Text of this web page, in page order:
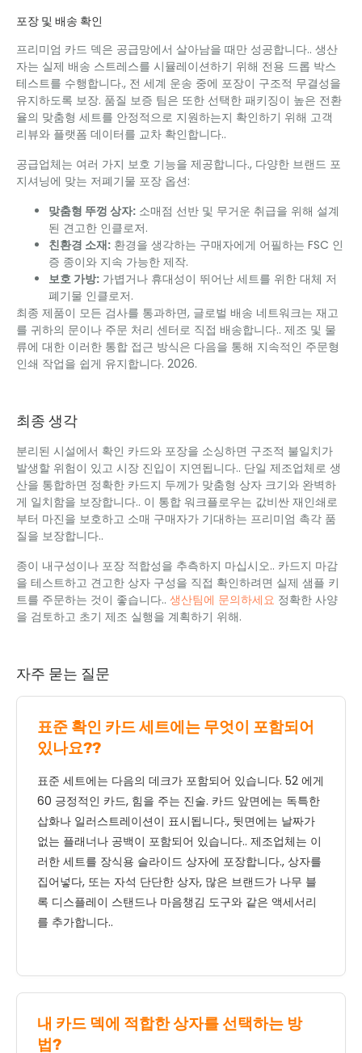
포장 및 배송 확인
프리미엄 카드 덱은 공급망에서 살아남을 때만 성공합니다.. 생산
자는 실제 배송 스트레스를 시뮬레이션하기 위해 전용 드롭 박스
테스트를 수행합니다., 전 세계 운송 중에 포장이 구조적 무결성을
유지하도록 보장. 품질 보증 팀은 또한 선택한 패키징이 높은 전환
율의 맞춤형 세트를 안정적으로 지원하는지 확인하기 위해 고객
리뷰와 플랫폼 데이터를 교차 확인합니다..
공급업체는 여러 가지 보호 기능을 제공합니다., 다양한 브랜드 포
지셔닝에 맞는 저폐기물 포장 옵션:
맞춤형 뚜껑 상자: 소매점 선반 및 무거운 취급을 위해 설계
된 견고한 인클로저.
친환경 소재: 환경을 생각하는 구매자에게 어필하는 FSC 인
증 종이와 지속 가능한 제작.
보호 가방: 가볍거나 휴대성이 뛰어난 세트를 위한 대체 저
폐기물 인클로저.
최종 제품이 모든 검사를 통과하면, 글로벌 배송 네트워크는 재고
를 귀하의 문이나 주문 처리 센터로 직접 배송합니다.. 제조 및 물
류에 대한 이러한 통합 접근 방식은 다음을 통해 지속적인 주문형
인쇄 작업을 쉽게 유지합니다. 2026.
최종 생각
분리된 시설에서 확인 카드와 포장을 소싱하면 구조적 불일치가
발생할 위험이 있고 시장 진입이 지연됩니다.. 단일 제조업체로 생
산을 통합하면 정확한 카드지 두께가 맞춤형 상자 크기와 완벽하
게 일치함을 보장합니다.. 이 통합 워크플로우는 값비싼 재인쇄로
부터 마진을 보호하고 소매 구매자가 기대하는 프리미엄 촉각 품
질을 보장합니다..
종이 내구성이나 포장 적합성을 추측하지 마십시오.. 카드지 마감
을 테스트하고 견고한 상자 구성을 직접 확인하려면 실제 샘플 키
트를 주문하는 것이 좋습니다.. 생산팀에 문의하세요 정확한 사양
을 검토하고 초기 제조 실행을 계획하기 위해.
자주 묻는 질문
표준 확인 카드 세트에는 무엇이 포함되어
있나요??
표준 세트에는 다음의 데크가 포함되어 있습니다. 52 에게
60 긍정적인 카드, 힘을 주는 진술. 카드 앞면에는 독특한
삽화나 일러스트레이션이 표시됩니다., 뒷면에는 날짜가
없는 플래너나 공백이 포함되어 있습니다.. 제조업체는 이
러한 세트를 장식용 슬라이드 상자에 포장합니다., 상자를
집어넣다, 또는 자석 단단한 상자, 많은 브랜드가 나무 블
록 디스플레이 스탠드나 마음챙김 도구와 같은 액세서리
를 추가합니다..
내 카드 덱에 적합한 상자를 선택하는 방
법?